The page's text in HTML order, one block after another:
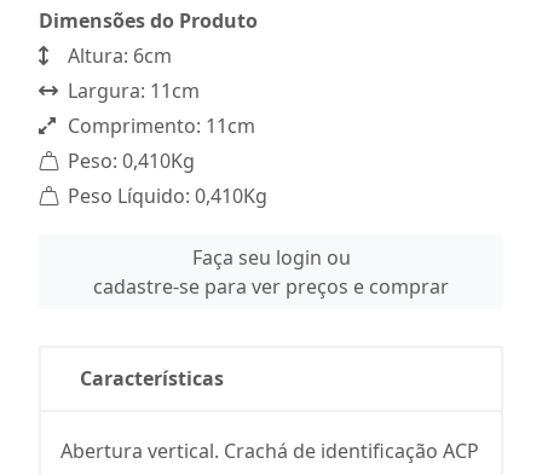
Dimensões do Produto
Altura: 6cm
Largura: 11cm
Comprimento: 11cm
Peso: 0,410Kg
Peso Líquido: 0,410Kg
Faça seu login ou
cadastre-se para ver preços e comprar
Características
Abertura vertical. Crachá de identificação ACP